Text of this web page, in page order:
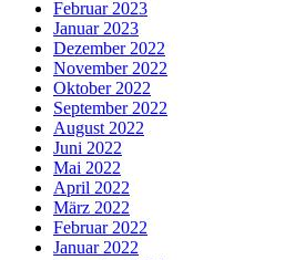
Februar 2023
Januar 2023
Dezember 2022
November 2022
Oktober 2022
September 2022
August 2022
Juni 2022
Mai 2022
April 2022
März 2022
Februar 2022
Januar 2022